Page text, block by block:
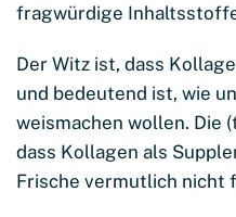
fragwürdige
Der Witz ist, dass
und bedeutend ist, wie
weismachen wollen. Die
dass Kollagen als
Frische vermutlich nicht